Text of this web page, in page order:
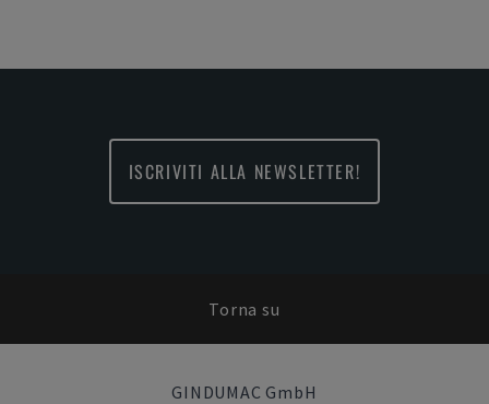
ISCRIVITI ALLA NEWSLETTER!
Torna su
GINDUMAC GmbH